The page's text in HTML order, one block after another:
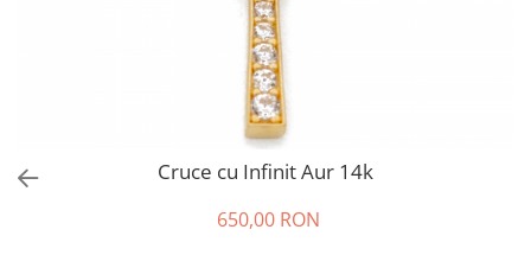
Cruce cu Infinit Aur 14k
650,00 RON